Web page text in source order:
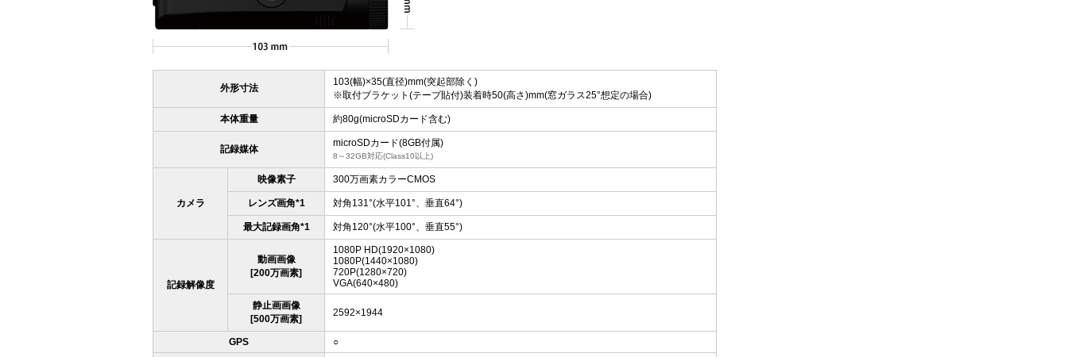
外形寸法
103(幅)×35(直径)mm(突起部除く)
※取付ブラケット(テープ貼付)装着時50(高さ)mm(窓ガラス25°想定の場合)
本体重量 約80g(microSDカード含む)
記録媒体
microSDカード(8GB付属)
8～32GB対応(Class10以上)
カメラ
映像素子 300万画素カラーCMOS
レンズ画角*1 対角131°(水平101°、垂直64°)
最大記録画角*1 対角120°(水平100°、垂直55°)
記録解像度
動画画像
[200万画素]
1080P HD(1920×1080)
1080P(1440×1080)
720P(1280×720)
VGA(640×480)
静止画画像
[500万画素]
2592×1944
GPS
○